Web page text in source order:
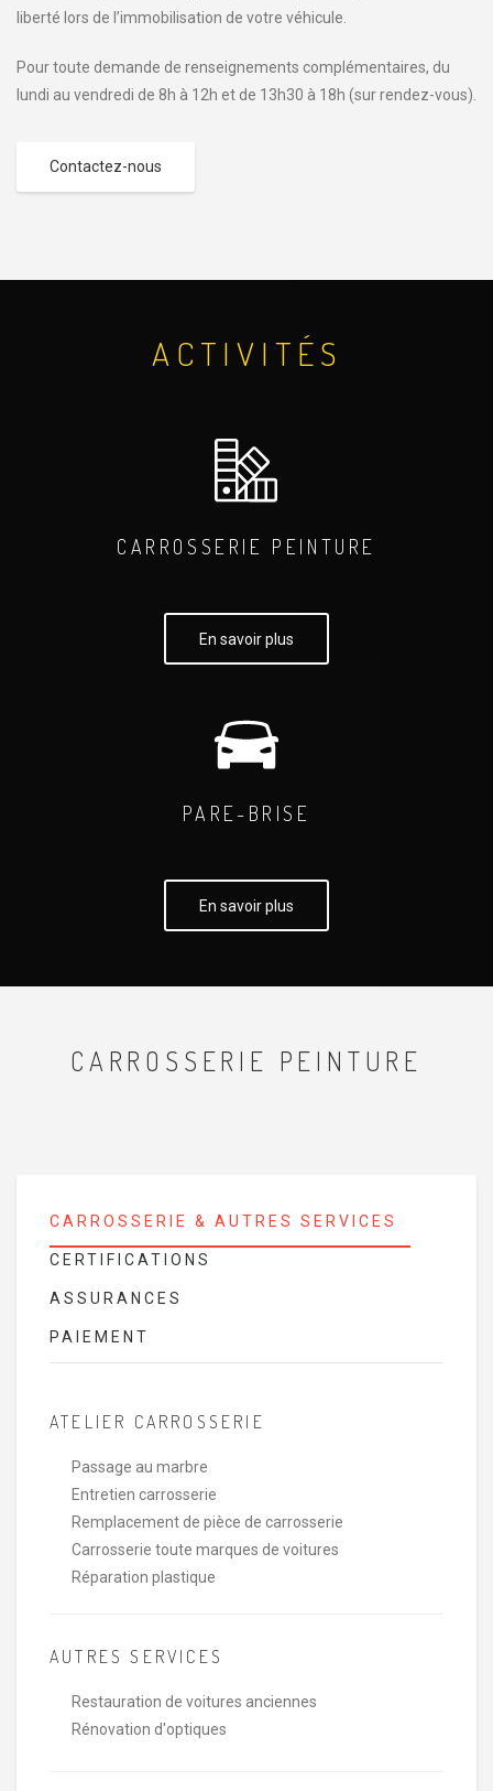
liberté lors de l’immobilisation de votre véhicule.
Pour toute demande de renseignements complémentaires, du
lundi au vendredi de 8h à 12h et de 13h30 à 18h (sur rendez-vous).
Contactez-nous
ACTIVITÉS
CARROSSERIE PEINTURE
En savoir plus
PARE-BRISE
En savoir plus
CARROSSERIE PEINTURE
CARROSSERIE & AUTRES SERVICES
CERTIFICATIONS
ASSURANCES
PAIEMENT
ATELIER CARROSSERIE
Passage au marbre
Entretien carrosserie
Remplacement de pièce de carrosserie
Carrosserie toute marques de voitures
Réparation plastique
AUTRES SERVICES
Restauration de voitures anciennes
Rénovation d'optiques